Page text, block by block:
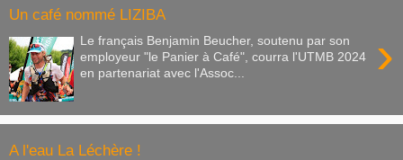
Un café nommé LIZIBA
›
Le français Benjamin Beucher, soutenu par son
employeur "le Panier à Café", courra l'UTMB 2024
en partenariat avec l'Assoc...
A l'eau La Léchère !